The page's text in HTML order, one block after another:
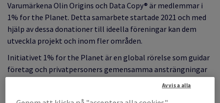
Varumärkena Olin Origins och Data Copy® är medlemmar i
1% for the Planet. Detta samarbete startade 2021 och med
hjälp av dessa donationer till ideella föreningar kan dem
utveckla projekt och inom fler områden.
Initiativet 1% for the Planet är en global rörelse som guidar
företag och privatpersoners gemensamma ansträngningar
för att skapa en positiv miljöpåverkan. Organisationen
Avvisa alla